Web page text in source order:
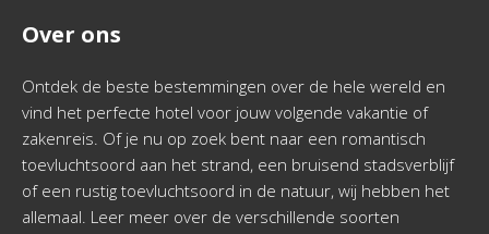
Over ons
Ontdek de beste bestemmingen over de hele wereld en
vind het perfecte hotel voor jouw volgende vakantie of
zakenreis. Of je nu op zoek bent naar een romantisch
toevluchtsoord aan het strand, een bruisend stadsverblijf
of een rustig toevluchtsoord in de natuur, wij hebben het
allemaal. Leer meer over de verschillende soorten